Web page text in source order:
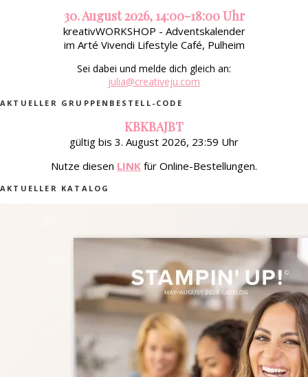
30. August 2026, 14:00-18:00 Uhr
kreativWORKSHOP - Adventskalender
im Arté Vivendi Lifestyle Café, Pulheim
Sei dabei und melde dich gleich an:
julia@creativeju.com
AKTUELLER GRUPPENBESTELL-CODE
KBKBAJBT
gültig bis 3. August 2026, 23:59 Uhr
Nutze diesen LINK für Online-Bestellungen.
AKTUELLER KATALOG